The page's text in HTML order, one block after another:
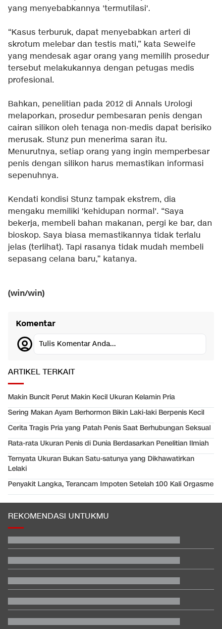
yang menyebabkannya 'termutilasi'.
“Kasus terburuk, dapat menyebabkan arteri di
skrotum melebar dan testis mati,” kata Seweife
yang mendesak agar orang yang memilih prosedur
tersebut melakukannya dengan petugas medis
profesional.
Bahkan, penelitian pada 2012 di Annals Urologi
melaporkan, prosedur pembesaran penis dengan
cairan silikon oleh tenaga non-medis dapat berisiko
merusak. Stunz pun menerima saran itu.
Menurutnya, setiap orang yang ingin memperbesar
penis dengan silikon harus memastikan informasi
sepenuhnya.
Kendati kondisi Stunz tampak ekstrem, dia
mengaku memiliki 'kehidupan normal'. “Saya
bekerja, membeli bahan makanan, pergi ke bar, dan
bioskop. Saya biasa memastikannya tidak terlalu
jelas (terlihat). Tapi rasanya tidak mudah membeli
sepasang celana baru,” katanya.
(win/win)
Komentar
Tulis Komentar Anda...
ARTIKEL TERKAIT
Makin Buncit Perut Makin Kecil Ukuran Kelamin Pria
Sering Makan Ayam Berhormon Bikin Laki-laki Berpenis Kecil
Cerita Tragis Pria yang Patah Penis Saat Berhubungan Seksual
Rata-rata Ukuran Penis di Dunia Berdasarkan Penelitian Ilmiah
Ternyata Ukuran Bukan Satu-satunya yang Dikhawatirkan
Lelaki
Penyakit Langka, Terancam Impoten Setelah 100 Kali Orgasme
REKOMENDASI UNTUKMU